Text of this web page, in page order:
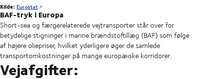
Kilde: Eurostat
BAF-tryk i Europa
Short-sea og færgerelaterede vejtransporter står over for
betydelige stigninger i marine brændstoftillæg (BAF) som følge
af højere oliepriser, hvilket yderligere øger de samlede
transportomkostninger på mange europæiske korridorer.
Vejafgifter: